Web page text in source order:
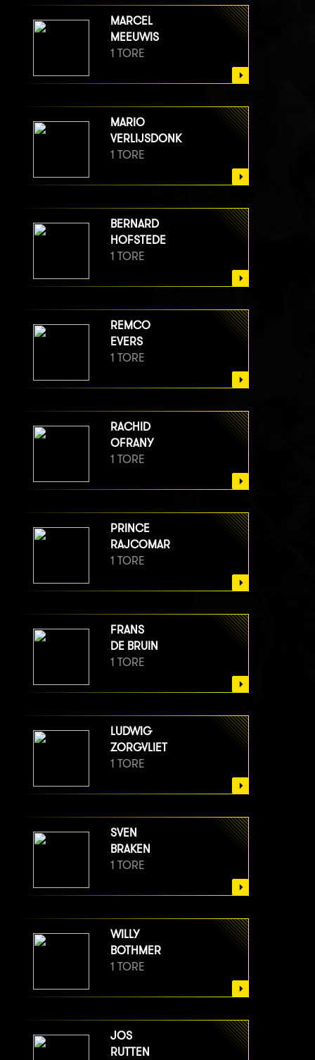
MARCEL
MEEUWIS
1 TORE
MARIO
VERLIJSDONK
1 TORE
BERNARD
HOFSTEDE
1 TORE
REMCO
EVERS
1 TORE
RACHID
OFRANY
1 TORE
PRINCE
RAJCOMAR
1 TORE
FRANS
DE BRUIN
1 TORE
LUDWIG
ZORGVLIET
1 TORE
SVEN
BRAKEN
1 TORE
WILLY
BOTHMER
1 TORE
JOS
RUTTEN